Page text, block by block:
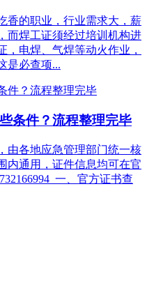
香的职业，行业需求大，薪
而焊工证须经过培训机构进
电焊、气焊等动火作业，
是必查项...
条件？流程整理完毕
由各地应急管理部门统一核
内通用，证件信息均可在官
一、官方证书查